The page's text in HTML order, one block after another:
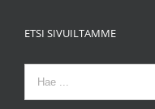
ETSI SIVUILTAMME
Etsi
...